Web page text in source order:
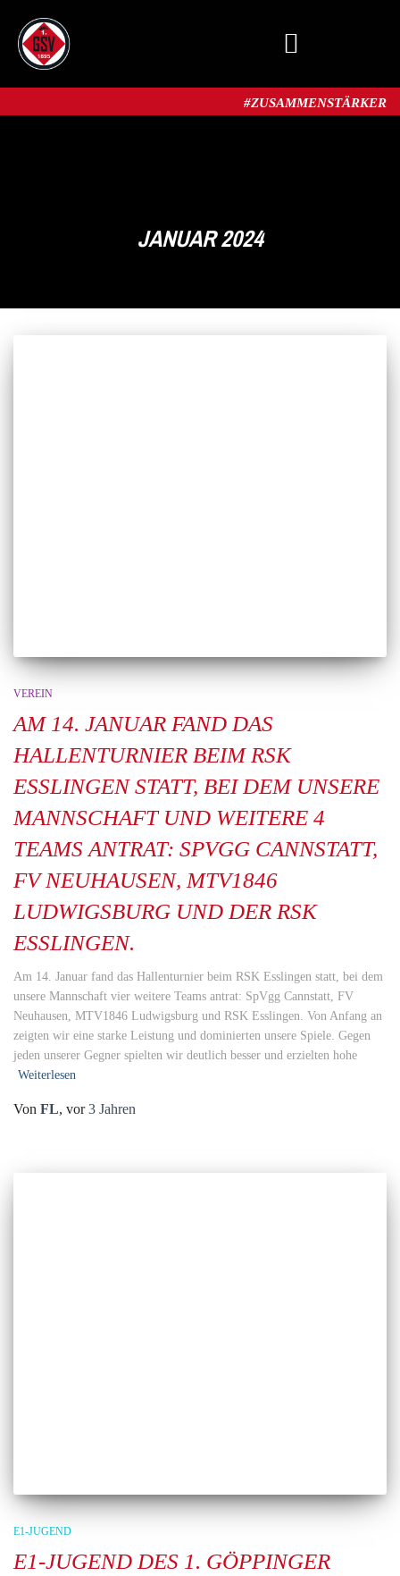
#ZUSAMMENSTÄRKER​
JANUAR 2024
VEREIN
AM 14. JANUAR FAND DAS
HALLENTURNIER BEIM RSK
ESSLINGEN STATT, BEI DEM UNSERE
MANNSCHAFT UND WEITERE 4
TEAMS ANTRAT: SPVGG CANNSTATT,
FV NEUHAUSEN, MTV1846
LUDWIGSBURG UND DER RSK
ESSLINGEN.
Am 14. Januar fand das Hallenturnier beim RSK Esslingen statt, bei dem
unsere Mannschaft vier weitere Teams antrat: SpVgg Cannstatt, FV
Neuhausen, MTV1846 Ludwigsburg und RSK Esslingen. Von Anfang an
zeigten wir eine starke Leistung und dominierten unsere Spiele. Gegen
jeden unserer Gegner spielten wir deutlich besser und erzielten hohe
Weiterlesen
Von FL, vor3 Jahren
E1-JUGEND
E1-JUGEND DES 1. GÖPPINGER